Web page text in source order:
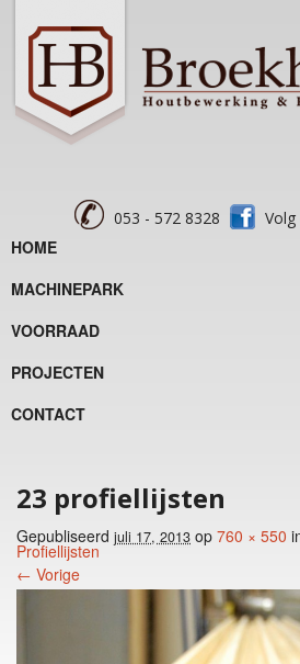
053 - 572 8328
HOME
MACHINEPARK
VOORRAAD
PROJECTEN
CONTACT
23 profiellijsten
Gepubliseerd juli 17, 2013 op 760 × 550
Profiellijsten
Foto menu
← Vorige